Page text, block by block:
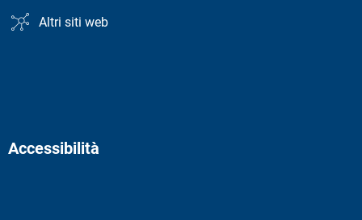
Altri siti web
Accessibilità